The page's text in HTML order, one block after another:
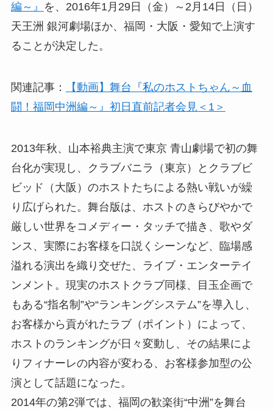
編～』
を、2016年1月29日（金）～2月14日（日）
天王洲 銀河劇場ほか、福岡・大阪・愛知で上演す
ることが決定した。
関連記事：
【動画】舞台『私のホストちゃん～血
闘！福岡中洲編～』初日直前記者会見＜1＞
2013年秋、山本裕典主演で東京 青山劇場で初の舞
台化が実現し、クラブバニラ（東京）とクラブビ
ビッド（大阪）のホストたちによる熱い戦いが繰
り広げられた。舞台版は、ホストのきらびやかで
厳しい世界をコメディー・タッチで描き、歌やダ
ンス、実際にお客様を口説くシーンなど、臨場感
溢れる演出を織り交ぜた、ライブ・エンターテイ
ンメント。現実のホストクラブ同様、目玉企画で
もある“指名制”や“ランキングシステム”を導入し、
お客様から貢がれたラブ（ポイント）によって、
ホストのランキングが日々変動し、その結果によ
りフィナーレの内容が変わる、お客様参加型の公
演として話題になった。
2014年の第2弾では、福岡の歓楽街“中洲”を舞台